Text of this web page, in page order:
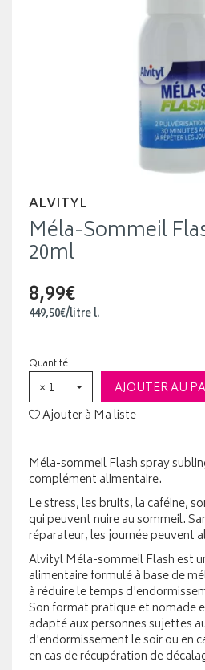
ALVITYL
Méla-Sommeil
20ml
8,99€
449,50€/litrel.
Quantité
× 1
AJOUTER AU
Ajouter à Ma liste
Méla-sommeil Flash spray
complément alimentaire.
Le stress, les bruits, la caféine,
qui peuvent nuire au sommeil.
réparateur, les journée peuvent
Alvityl Méla-sommeil Flash est
alimentaire formulé à base de
à réduire le temps
Son format pratique et nomade
adapté aux personnes sujettes
d'endormissement le soir ou en
en cas de récupération de